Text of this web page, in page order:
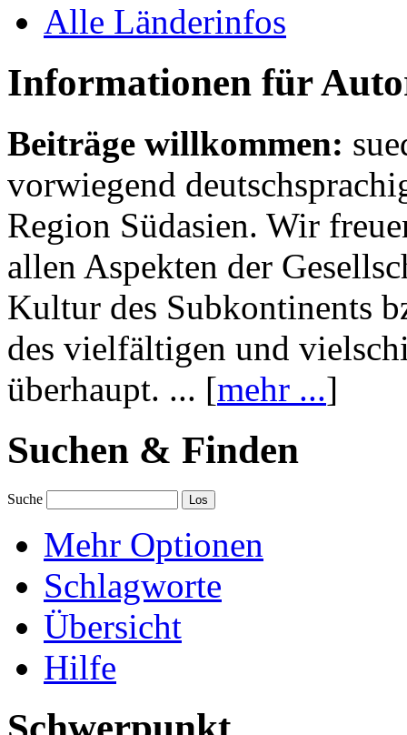
Alle Länderinfos
Informationen für
Beiträge willkommen:
vorwiegend
Region Südasien. Wir
allen Aspekten der
Kultur des Subkontinents
des vielfältigen und
überhaupt. ... [mehr ...]
Suchen & Finden
Suche
Mehr Optionen
Schlagworte
Übersicht
Hilfe